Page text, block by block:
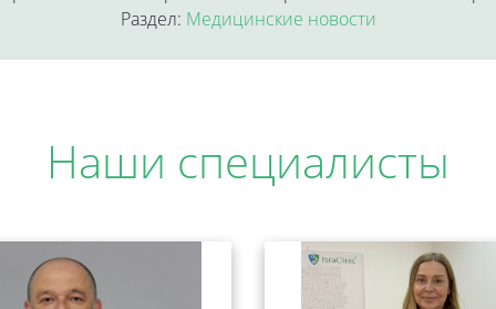
Раздел: Медицинские новости
Наши специалисты